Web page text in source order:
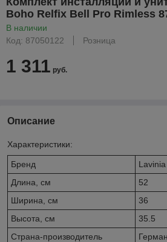
Boho Relfix Bell Pro Rimless
В наличии
Код: 87050122
Розница
1 311 руб.
Описание
Характеристики:
Бренд
Длина, см
52
Ширина, см
36
Высота, см
35.5
Страна-производитель